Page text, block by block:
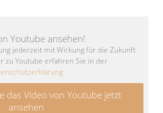
Youtube ansehen!
jederzeit mit Wirkung für die Zukunft
zu Youtube erfahren Sie in der
das Video von Youtube jetzt
ansehen